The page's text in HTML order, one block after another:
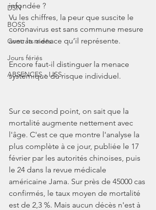
DSN
BOSS
Contrats aidés
Jours fériés
ABSENCES - IJSS
infondée ?
Vu les chiffres, la peur que suscite le
coronavirus est sans commune mesure
avec la menace qu’il représente.
Encore faut-il distinguer la menace
systémique du risque individuel.
Sur ce second point, on sait que la
mortalité augmente nettement avec
l'âge. C'est ce que montre l'analyse la
plus complète à ce jour, publiée le 17
février par les autorités chinoises, puis
le 24 dans la revue médicale
américaine Jama. Sur près de 45000 cas
confirmés, le taux moyen de mortalité
est de 2,3 %. Mais aucun décès n'est à